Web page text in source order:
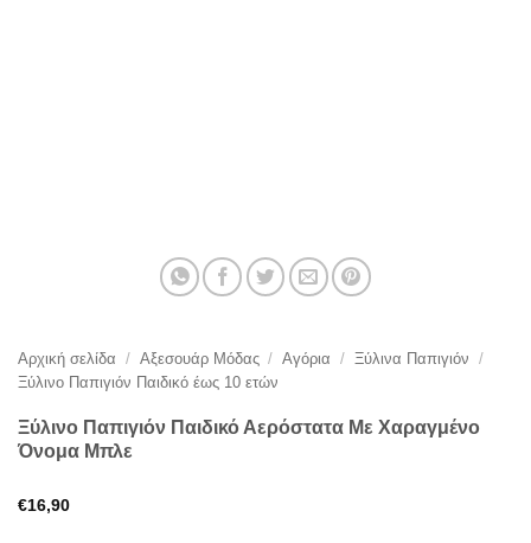
Αρχική σελίδα / Αξεσουάρ Μόδας / Αγόρια / Ξύλινα Παπιγιόν /
Ξύλινο Παπιγιόν Παιδικό έως 10 ετών
Ξύλινο Παπιγιόν Παιδικό Αερόστατα Με Χαραγμένο
Όνομα Μπλε
€16,90